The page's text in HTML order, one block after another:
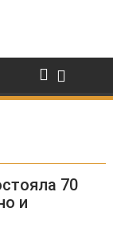
70
и